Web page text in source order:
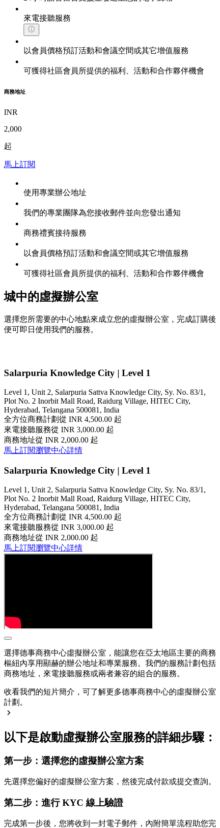
來電接聽服務
以會員價格預訂活動和會議空間或其它增值服務
可獲得社區會員所提供的福利、活動和合作夥伴機會
商務地址
INR
2,000
起
馬上訂閱
使用專業辦公地址
我們的專業團隊為您接收郵件並向您發出通知
商務禮賓接待服務
以會員價格預訂活動和會議空間或其它增值服務
可獲得社區會員所提供的福利、活動和合作夥伴機會
城中的虛擬辦公室
選擇您所需要的中心地點來成立您的虛擬辦公室，完成訂購後
便可即日使用我們的服務。
Salarpuria Knowledge City | Level 1
Level 1, Unit 2, Salarpuria Sattva Knowledge City, Sy. No. 83/1,
Plot No. 2 Inorbit Mall Road, Raidurg Village, HITEC City,
Hyderabad, Telangana 500081, India
全方位商務計劃從 INR 4,500.00 起
來電接聽服務從 INR 3,000.00 起
商務地址從 INR 2,000.00 起
馬上訂閱瀏覽中心詳情
Salarpuria Knowledge City | Level 1
Level 1, Unit 2, Salarpuria Sattva Knowledge City, Sy. No. 83/1,
Plot No. 2 Inorbit Mall Road, Raidurg Village, HITEC City,
Hyderabad, Telangana 500081, India
全方位商務計劃從 INR 4,500.00 起
來電接聽服務從 INR 3,000.00 起
商務地址從 INR 2,000.00 起
馬上訂閱瀏覽中心詳情
選擇德事商務中心虛擬辦公室，能讓您在亞太地區主要的商務
樞紐內享用顯赫的辦公地址和專業服務。我們的服務計劃包括
商務地址，來電接聽服務或兩者兼容的組合的服務。
收看我們的短片簡介，可了解更多德事商務中心的虛擬辦公室
計劃。
以下是啟動虛擬辦公室服務的詳細步驟：
第一步：選擇您的虛擬辦公室方案
先選擇您偏好的虛擬辦公室方案，然後完成付款或提交查詢。
第二步：進行 KYC 線上驗證
完成第一步後，您將收到一封電子郵件，內附簡單流程助您完